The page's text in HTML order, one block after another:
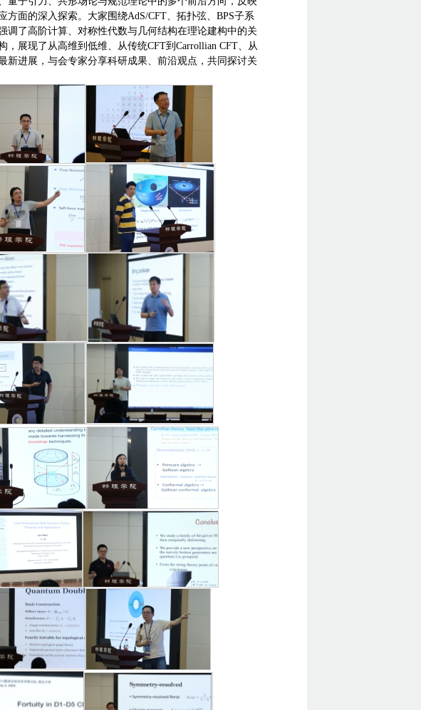
面的深入探索。大家围绕AdS/CFT、拓扑弦、BPS子系
调了高阶计算、对称性代数与几何结构在理论建构中的关
展现了从高维到低维、从传统CFT到Carrollian CFT、从
新进展，与会专家分享科研成果、前沿观点，共同探讨关